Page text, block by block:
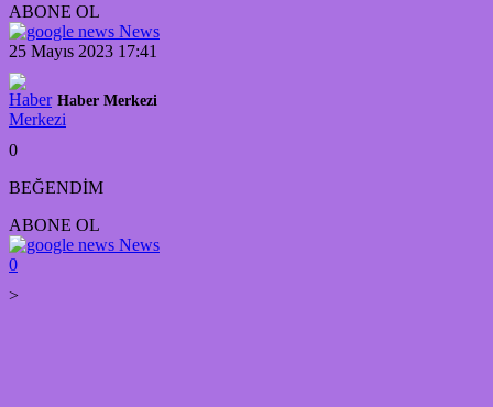
ABONE OL
News
25 Mayıs 2023 17:41
Haber Merkezi
0
BEĞENDİM
ABONE OL
News
0
>